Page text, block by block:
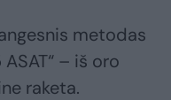
metodas
– iš oro
raketa.